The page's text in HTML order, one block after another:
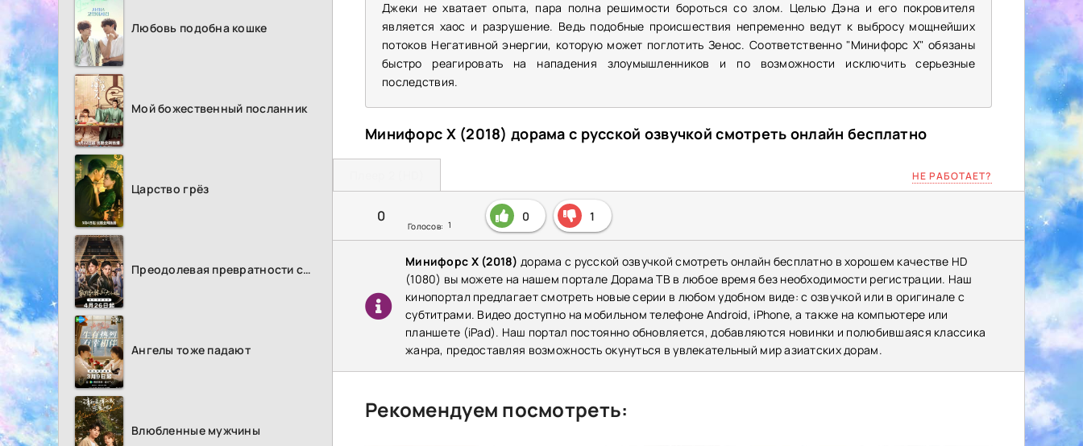
Любовь подобна кошке
Мой божественный посланник
Царство грёз
Преодолевая превратности судьбы
Ангелы тоже падают
Влюбленные мужчины
Джеки не хватает опыта, пара полна решимости бороться со злом. Целью Дэна и его покровителя
является хаос и разрушение. Ведь подобные происшествия непременно ведут к выбросу мощнейших
потоков Негативной энергии, которую может поглотить Зенос. Соответственно "Минифорс X" обязаны
быстро реагировать на нападения злоумышленников и по возможности исключить серьезные
последствия.
Минифорс X (2018) дорама с русской озвучкой смотреть онлайн бесплатно
НЕ РАБОТАЕТ?
0
Голосов: 1
0 1
Минифорс X (2018) дорама с русской озвучкой смотреть онлайн бесплатно в хорошем качестве HD
(1080) вы можете на нашем портале Дорама ТВ в любое время без необходимости регистрации. Наш
кинопортал предлагает смотреть новые серии в любом удобном виде: с озвучкой или в оригинале с
субтитрами. Видео доступно на мобильном телефоне Android, iPhone, а также на компьютере или
планшете (iPad). Наш портал постоянно обновляется, добавляются новинки и полюбившаяся классика
жанра, предоставляя возможность окунуться в увлекательный мир азиатских дорам.
Рекомендуем посмотреть: